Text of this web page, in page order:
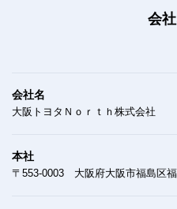
会
会社名
大阪トヨタＮｏｒｔｈ株式会社
本社
〒553-0003 大阪府大阪市福島区